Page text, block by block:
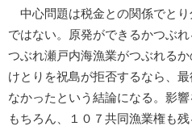
中心問題は税金との関係でと
ではない。原発ができるかつぶ
つぶれ瀬戸内海漁業がつぶれる
けとりを祝島が拒否するなら、
なかったという結論になる。影
もちろん、１０７共同漁業権も